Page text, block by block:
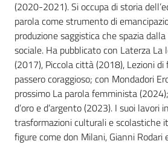
Campagne
di
comunicazione
(2020-2021). Si occupa di storia
parola come strumento di
produzione saggistica che spazia
sociale. Ha pubblicato con Laterza
(2017), Piccola città (2018), Lezioni
passero coraggioso; con Mondadori
prossimo La parola femminista
d’oro e d’argento (2023). I suoi lavori
trasformazioni culturali e scolastiche
figure come don Milani, Gianni Rodari